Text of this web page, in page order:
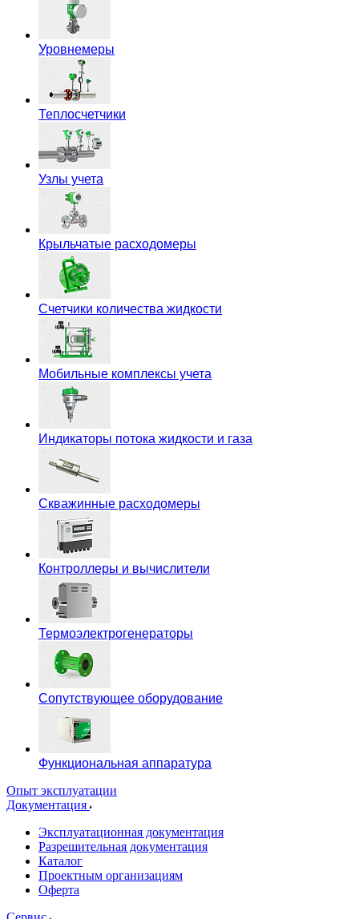
Уровнемеры
Теплосчетчики
Узлы учета
Крыльчатые расходомеры
Счетчики количества жидкости
Мобильные комплексы учета
Индикаторы потока жидкости и газа
Скважинные расходомеры
Контроллеры и вычислители
Термоэлектрогенераторы
Сопутствующее оборудование
Функциональная аппаратура
Опыт эксплуатации
Документация
Эксплуатационная документация
Разрешительная документация
Каталог
Проектным организациям
Оферта